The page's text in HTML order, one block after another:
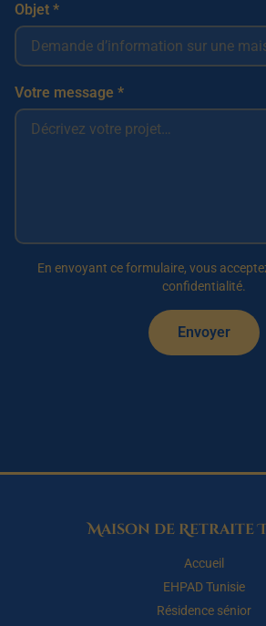
Objet *
Votre message *
En envoyant ce formulaire, vous
confidentialité.
Envoyer
Maison de Retraite
Accueil
EHPAD Tunisie
Résidence sénior